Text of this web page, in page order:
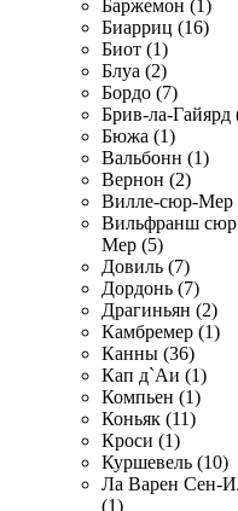
Баржемон (1)
Биарриц (16)
Биот (1)
Блуа (2)
Бордо (7)
Брив-ла-Гайярд
Бюжа (1)
Вальбонн (1)
Вернон (2)
Вилле-сюр-Мер
Вильфранш сюр
Мер (5)
Довиль (7)
Дордонь (7)
Драгиньян (2)
Камбремер (1)
Канны (36)
Кап д`Аи (1)
Компьен (1)
Коньяк (11)
Кроси (1)
Куршевель (10)
Ла Варен Сен-
(1)